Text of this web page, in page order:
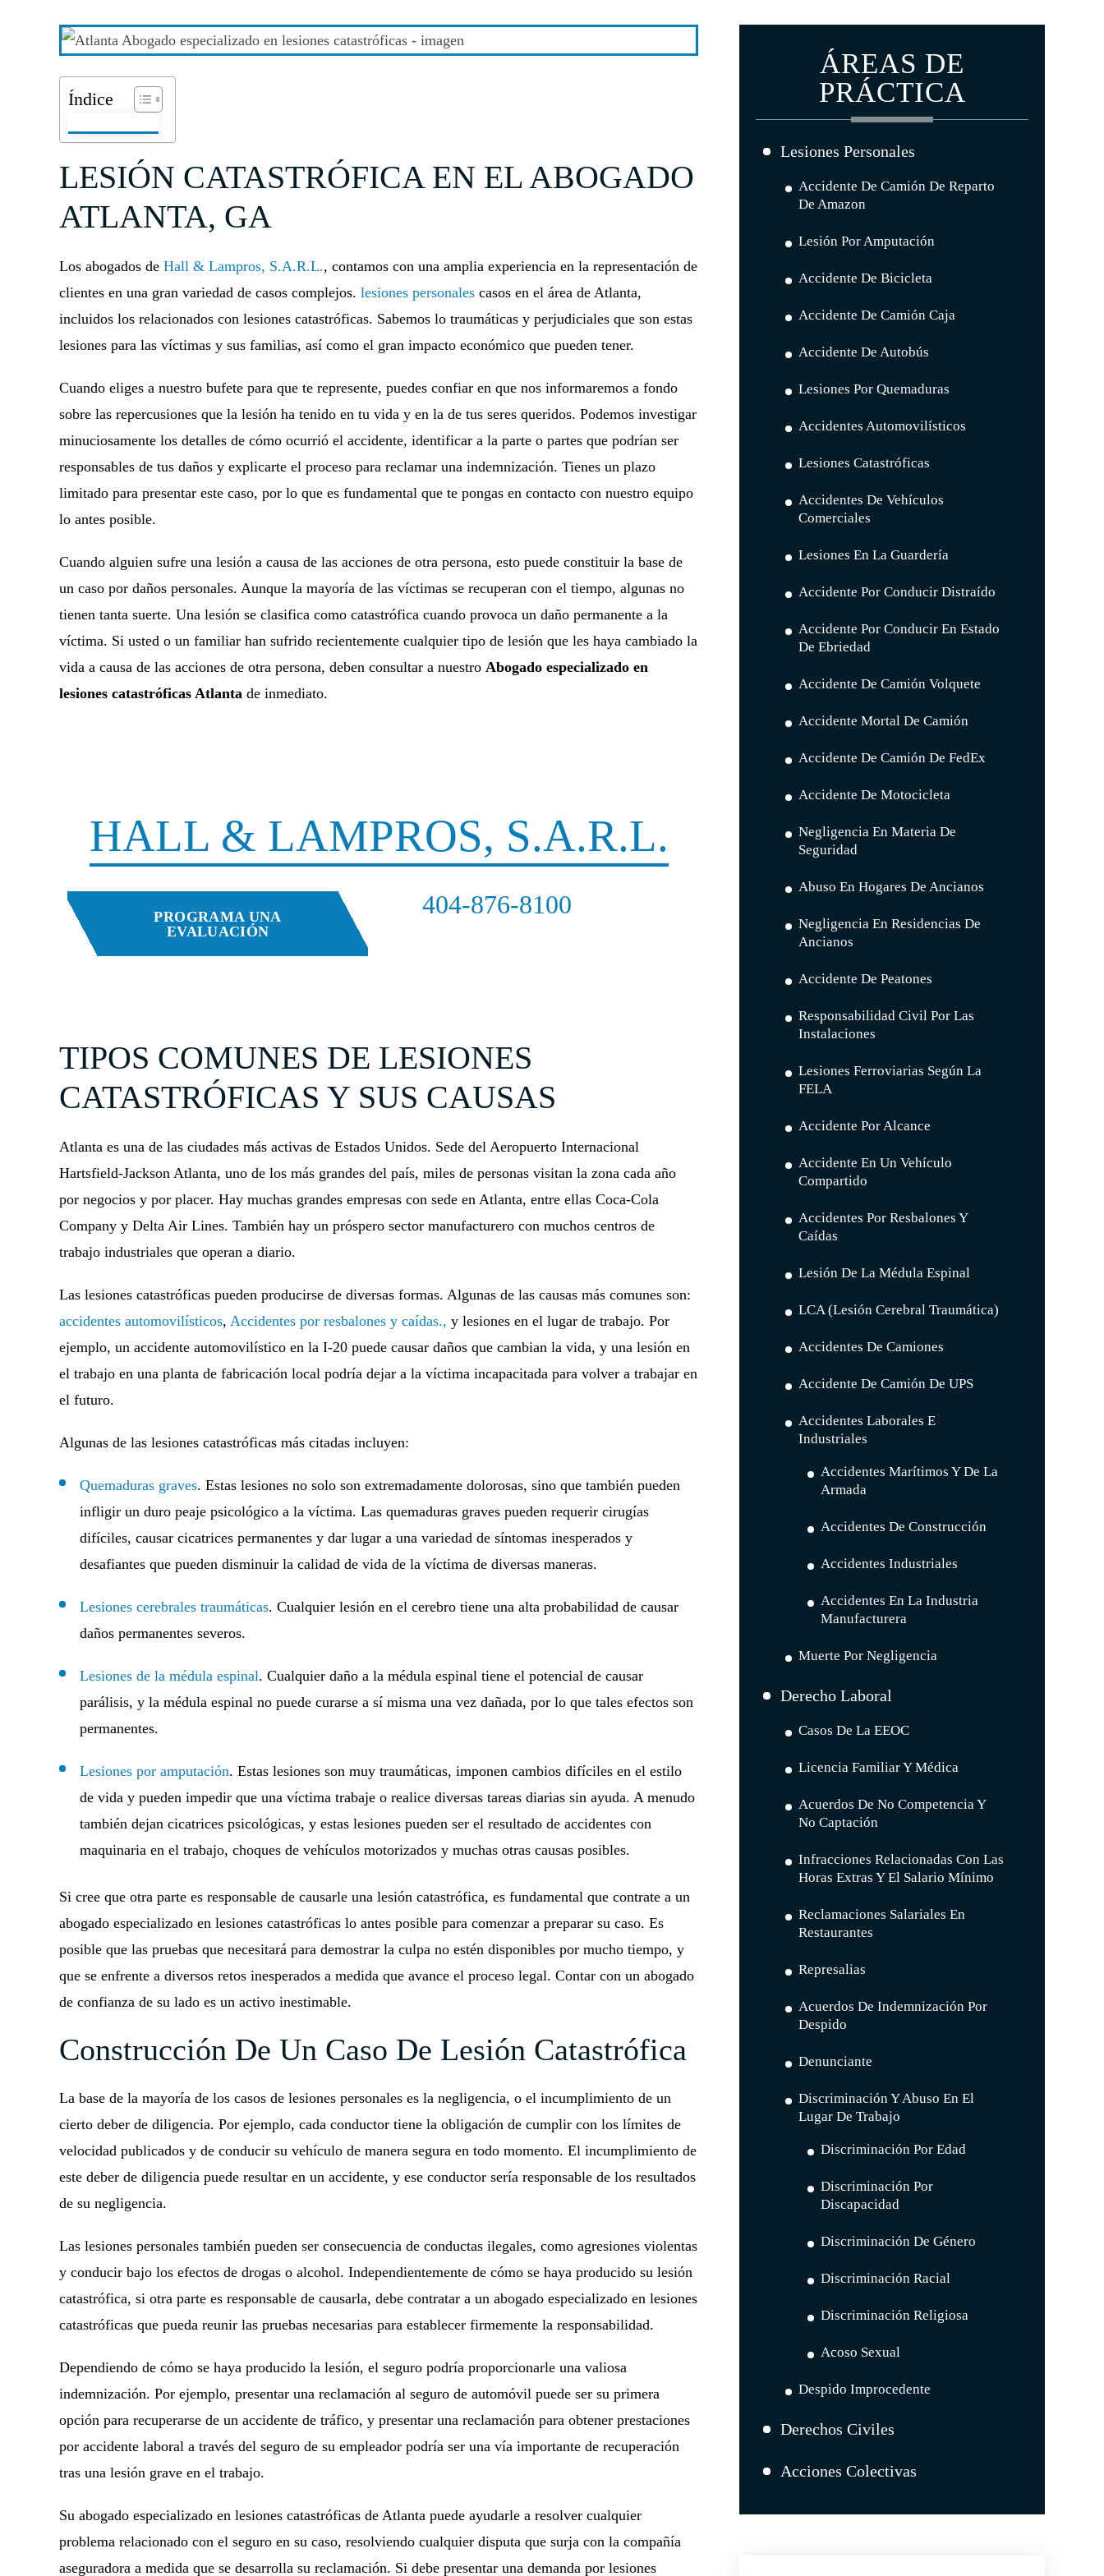
Índice
LESIÓN CATASTRÓFICA EN EL ABOGADO
ATLANTA, GA
Los abogados de Hall & Lampros, S.A.R.L., contamos con una amplia experiencia en la representación de
clientes en una gran variedad de casos complejos. lesiones personales casos en el área de Atlanta,
incluidos los relacionados con lesiones catastróficas. Sabemos lo traumáticas y perjudiciales que son estas
lesiones para las víctimas y sus familias, así como el gran impacto económico que pueden tener.
Cuando eliges a nuestro bufete para que te represente, puedes confiar en que nos informaremos a fondo
sobre las repercusiones que la lesión ha tenido en tu vida y en la de tus seres queridos. Podemos investigar
minuciosamente los detalles de cómo ocurrió el accidente, identificar a la parte o partes que podrían ser
responsables de tus daños y explicarte el proceso para reclamar una indemnización. Tienes un plazo
limitado para presentar este caso, por lo que es fundamental que te pongas en contacto con nuestro equipo
lo antes posible.
Cuando alguien sufre una lesión a causa de las acciones de otra persona, esto puede constituir la base de
un caso por daños personales. Aunque la mayoría de las víctimas se recuperan con el tiempo, algunas no
tienen tanta suerte. Una lesión se clasifica como catastrófica cuando provoca un daño permanente a la
víctima. Si usted o un familiar han sufrido recientemente cualquier tipo de lesión que les haya cambiado la
vida a causa de las acciones de otra persona, deben consultar a nuestro Abogado especializado en
lesiones catastróficas Atlanta de inmediato.
HALL & LAMPROS, S.A.R.L.
PROGRAMA UNA
EVALUACIÓN
404-876-8100
TIPOS COMUNES DE LESIONES
CATASTRÓFICAS Y SUS CAUSAS
Atlanta es una de las ciudades más activas de Estados Unidos. Sede del Aeropuerto Internacional
Hartsfield-Jackson Atlanta, uno de los más grandes del país, miles de personas visitan la zona cada año
por negocios y por placer. Hay muchas grandes empresas con sede en Atlanta, entre ellas Coca-Cola
Company y Delta Air Lines. También hay un próspero sector manufacturero con muchos centros de
trabajo industriales que operan a diario.
Las lesiones catastróficas pueden producirse de diversas formas. Algunas de las causas más comunes son:
accidentes automovilísticos, Accidentes por resbalones y caídas., y lesiones en el lugar de trabajo. Por
ejemplo, un accidente automovilístico en la I-20 puede causar daños que cambian la vida, y una lesión en
el trabajo en una planta de fabricación local podría dejar a la víctima incapacitada para volver a trabajar en
el futuro.
Algunas de las lesiones catastróficas más citadas incluyen:
Quemaduras graves. Estas lesiones no solo son extremadamente dolorosas, sino que también pueden
infligir un duro peaje psicológico a la víctima. Las quemaduras graves pueden requerir cirugías
difíciles, causar cicatrices permanentes y dar lugar a una variedad de síntomas inesperados y
desafiantes que pueden disminuir la calidad de vida de la víctima de diversas maneras.
Lesiones cerebrales traumáticas. Cualquier lesión en el cerebro tiene una alta probabilidad de causar
daños permanentes severos.
Lesiones de la médula espinal. Cualquier daño a la médula espinal tiene el potencial de causar
parálisis, y la médula espinal no puede curarse a sí misma una vez dañada, por lo que tales efectos son
permanentes.
Lesiones por amputación. Estas lesiones son muy traumáticas, imponen cambios difíciles en el estilo
de vida y pueden impedir que una víctima trabaje o realice diversas tareas diarias sin ayuda. A menudo
también dejan cicatrices psicológicas, y estas lesiones pueden ser el resultado de accidentes con
maquinaria en el trabajo, choques de vehículos motorizados y muchas otras causas posibles.
Si cree que otra parte es responsable de causarle una lesión catastrófica, es fundamental que contrate a un
abogado especializado en lesiones catastróficas lo antes posible para comenzar a preparar su caso. Es
posible que las pruebas que necesitará para demostrar la culpa no estén disponibles por mucho tiempo, y
que se enfrente a diversos retos inesperados a medida que avance el proceso legal. Contar con un abogado
de confianza de su lado es un activo inestimable.
Construcción De Un Caso De Lesión Catastrófica
La base de la mayoría de los casos de lesiones personales es la negligencia, o el incumplimiento de un
cierto deber de diligencia. Por ejemplo, cada conductor tiene la obligación de cumplir con los límites de
velocidad publicados y de conducir su vehículo de manera segura en todo momento. El incumplimiento de
este deber de diligencia puede resultar en un accidente, y ese conductor sería responsable de los resultados
de su negligencia.
Las lesiones personales también pueden ser consecuencia de conductas ilegales, como agresiones violentas
y conducir bajo los efectos de drogas o alcohol. Independientemente de cómo se haya producido su lesión
catastrófica, si otra parte es responsable de causarla, debe contratar a un abogado especializado en lesiones
catastróficas que pueda reunir las pruebas necesarias para establecer firmemente la responsabilidad.
Dependiendo de cómo se haya producido la lesión, el seguro podría proporcionarle una valiosa
indemnización. Por ejemplo, presentar una reclamación al seguro de automóvil puede ser su primera
opción para recuperarse de un accidente de tráfico, y presentar una reclamación para obtener prestaciones
por accidente laboral a través del seguro de su empleador podría ser una vía importante de recuperación
tras una lesión grave en el trabajo.
Su abogado especializado en lesiones catastróficas de Atlanta puede ayudarle a resolver cualquier
problema relacionado con el seguro en su caso, resolviendo cualquier disputa que surja con la compañía
aseguradora a medida que se desarrolla su reclamación. Si debe presentar una demanda por lesiones
ÁREAS DE
PRÁCTICA
Lesiones Personales
Accidente De Camión De Reparto
De Amazon
Lesión Por Amputación
Accidente De Bicicleta
Accidente De Camión Caja
Accidente De Autobús
Lesiones Por Quemaduras
Accidentes Automovilísticos
Lesiones Catastróficas
Accidentes De Vehículos
Comerciales
Lesiones En La Guardería
Accidente Por Conducir Distraído
Accidente Por Conducir En Estado
De Ebriedad
Accidente De Camión Volquete
Accidente Mortal De Camión
Accidente De Camión De FedEx
Accidente De Motocicleta
Negligencia En Materia De
Seguridad
Abuso En Hogares De Ancianos
Negligencia En Residencias De
Ancianos
Accidente De Peatones
Responsabilidad Civil Por Las
Instalaciones
Lesiones Ferroviarias Según La
FELA
Accidente Por Alcance
Accidente En Un Vehículo
Compartido
Accidentes Por Resbalones Y
Caídas
Lesión De La Médula Espinal
LCA (lesión Cerebral Traumática)
Accidentes De Camiones
Accidente De Camión De UPS
Accidentes Laborales E
Industriales
Accidentes Marítimos Y De La
Armada
Accidentes De Construcción
Accidentes Industriales
Accidentes En La Industria
Manufacturera
Muerte Por Negligencia
Derecho Laboral
Casos De La EEOC
Licencia Familiar Y Médica
Acuerdos De No Competencia Y
No Captación
Infracciones Relacionadas Con Las
Horas Extras Y El Salario Mínimo
Reclamaciones Salariales En
Restaurantes
Represalias
Acuerdos De Indemnización Por
Despido
Denunciante
Discriminación Y Abuso En El
Lugar De Trabajo
Discriminación Por Edad
Discriminación Por
Discapacidad
Discriminación De Género
Discriminación Racial
Discriminación Religiosa
Acoso Sexual
Despido Improcedente
Derechos Civiles
Acciones Colectivas